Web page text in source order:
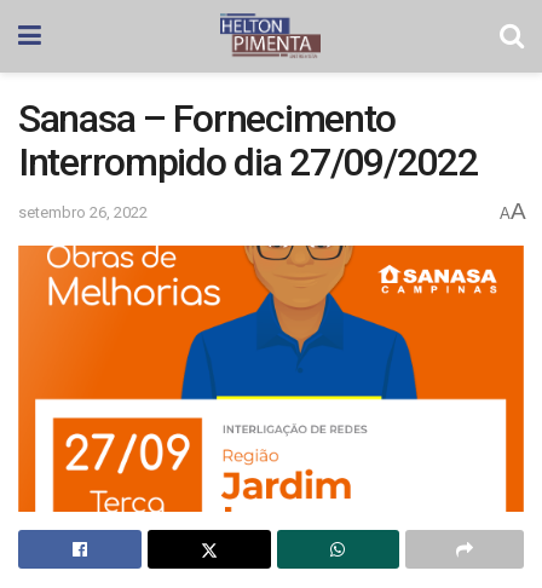
Sanasa – Fornecimento
Interrompido dia 27/09/2022
setembro 26, 2022 AA